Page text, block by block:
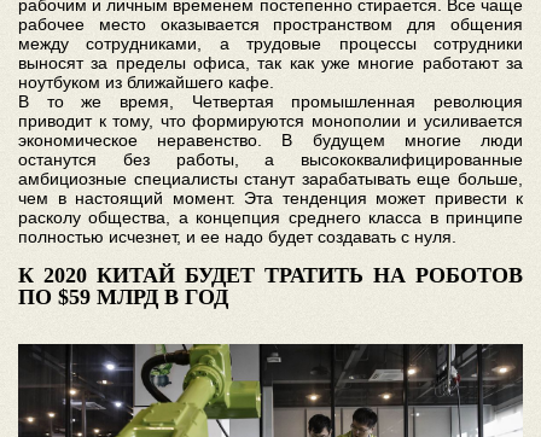
рабочим и личным временем постепенно стирается. Все чаще
рабочее место оказывается пространством для общения
между сотрудниками, а трудовые процессы сотрудники
выносят за пределы офиса, так как уже многие работают за
ноутбуком из ближайшего кафе.
В то же время, Четвертая промышленная революция
приводит к тому, что формируются монополии и усиливается
экономическое неравенство. В будущем многие люди
останутся без работы, а высококвалифицированные
амбициозные специалисты станут зарабатывать еще больше,
чем в настоящий момент. Эта тенденция может привести к
расколу общества, а концепция среднего класса в принципе
полностью исчезнет, и ее надо будет создавать с нуля.
К 2020 КИТАЙ БУДЕТ ТРАТИТЬ НА РОБОТОВ
ПО $59 МЛРД В ГОД